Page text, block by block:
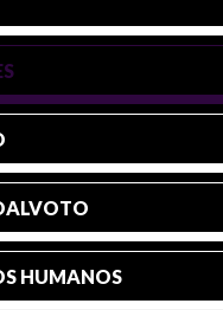
HUMANOS